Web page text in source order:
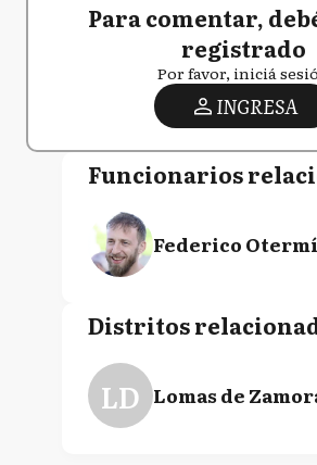
Para comentar,
registrado
Por favor, iniciá
INGRESA
Funcionarios
Federico
Distritos
LD Lomas de